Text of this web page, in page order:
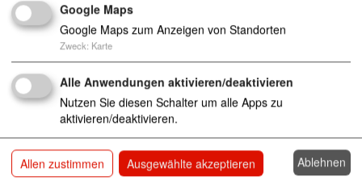
Google Maps
Google Maps zum Anzeigen von Standorten
Zweck: Karte
Alle Anwendungen aktivieren/deaktivieren
Nutzen Sie diesen Schalter um alle Apps zu
aktivieren/deaktivieren.
Allen zustimmen Ausgewählte akzeptieren Ablehnen